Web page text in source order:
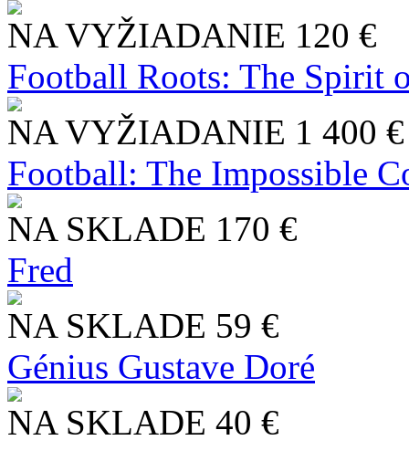
NA VYŽIADANIE 120 €
Football Roots: The Spirit
NA VYŽIADANIE 1 400 €
Football: The Impossible
NA SKLADE 170 €
Fred
NA SKLADE 59 €
Génius Gustave Doré
NA SKLADE 40 €